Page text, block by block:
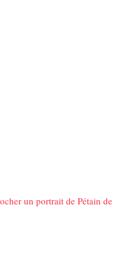
un portrait de Pétain de